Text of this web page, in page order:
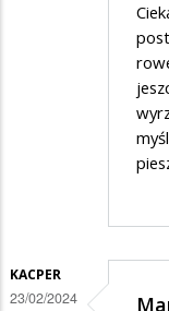
KACPER
23/02/2024